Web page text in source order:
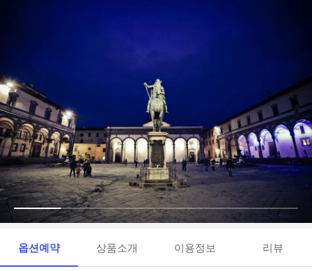
옵션예약 상품소개 이용정보 리뷰